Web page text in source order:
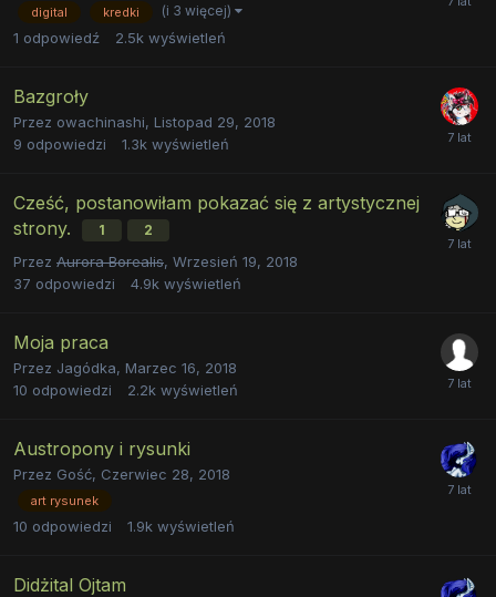
digital kredki (i 3 więcej)
1 odpowiedź 2.5k wyświetleń
Bazgroły
Przez owachinashi, Listopad 29, 2018
9 odpowiedzi 1.3k wyświetleń
Cześć, postanowiłam pokazać się z artystycznej
strony.
1 2
Przez Aurora Borealis, Wrzesień 19, 2018
37 odpowiedzi 4.9k wyświetleń
Moja praca
Przez Jagódka, Marzec 16, 2018
10 odpowiedzi 2.2k wyświetleń
Austropony i rysunki
Przez Gość, Czerwiec 28, 2018
art rysunek
10 odpowiedzi 1.9k wyświetleń
Didżital Ojtam